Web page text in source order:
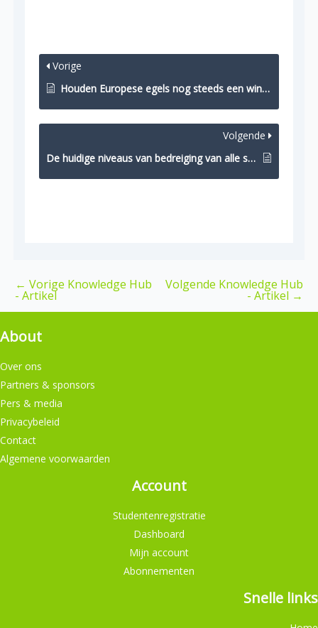
Vorige
Houden Europese egels nog steeds een winterslaap? Hoe klimaatverandering het gedrag van egels verandert
Volgende
De huidige niveaus van bedreiging van alle soorten egels en tenreks
← Vorige Knowledge Hub
- Artikel
Volgende Knowledge Hub
- Artikel →
About
Over ons
Partners & sponsors
Pers & media
Privacybeleid
Contact
Algemene voorwaarden
Account
Studentenregistratie
Dashboard
Mijn account
Abonnementen
Snelle links